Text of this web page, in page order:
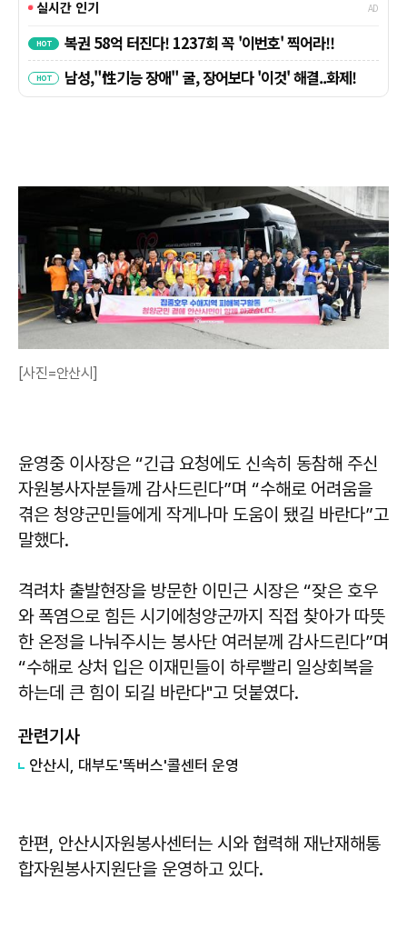
[사진=안산시]
윤영중 이사장은 “긴급 요청에도 신속히 동참해 주신
자원봉사자분들께 감사드린다”며 “수해로 어려움을
겪은 청양군민들에게 작게나마 도움이 됐길 바란다”고
말했다.
격려차 출발현장을 방문한 이민근 시장은 “잦은 호우
와 폭염으로 힘든 시기에청양군까지 직접 찾아가 따뜻
한 온정을 나눠주시는 봉사단 여러분께 감사드린다”며
“수해로 상처 입은 이재민들이 하루빨리 일상회복을
하는데 큰 힘이 되길 바란다"고 덧붙였다.
관련기사
안산시, 대부도'똑버스'콜센터 운영
한편, 안산시자원봉사센터는 시와 협력해 재난재해통
합자원봉사지원단을 운영하고 있다.